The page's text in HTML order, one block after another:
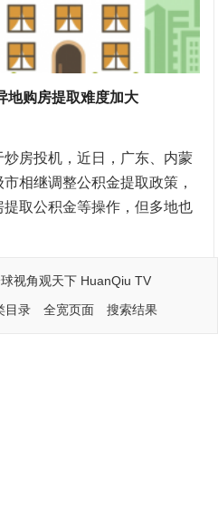
地购房提取难度加大
房投机，近日，广东、内蒙
相继调整公积金提取政策，
取公积金等操作，但多地也
视角观天下HuanQiu TV
目录 全宽页面 搜索结果